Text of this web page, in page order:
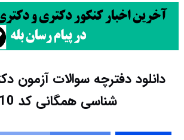
شناسی همگانی کد 2810